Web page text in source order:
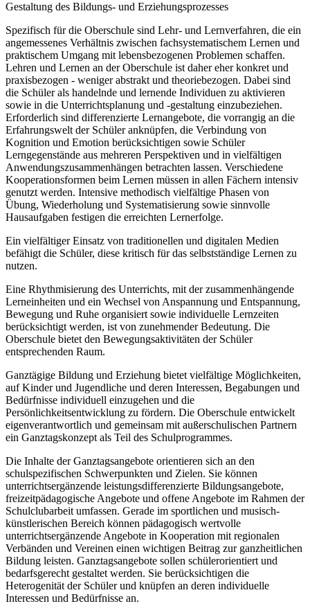
Gestaltung des Bildungs- und Erziehungsprozesses
Spezifisch für die Oberschule sind Lehr- und Lernverfahren, die ein
angemessenes Verhältnis zwischen fachsystematischem Lernen und
praktischem Umgang mit lebensbezogenen Problemen schaffen.
Lehren und Lernen an der Oberschule ist daher eher konkret und
praxisbezogen - weniger abstrakt und theoriebezogen. Dabei sind
die Schüler als handelnde und lernende Individuen zu aktivieren
sowie in die Unterrichtsplanung und -gestaltung einzubeziehen.
Erforderlich sind differenzierte Lernangebote, die vorrangig an die
Erfahrungswelt der Schüler anknüpfen, die Verbindung von
Kognition und Emotion berücksichtigen sowie Schüler
Lerngegenstände aus mehreren Perspektiven und in vielfältigen
Anwendungszusammenhängen betrachten lassen. Verschiedene
Kooperationsformen beim Lernen müssen in allen Fächern intensiv
genutzt werden. Intensive methodisch vielfältige Phasen von
Übung, Wiederholung und Systematisierung sowie sinnvolle
Hausaufgaben festigen die erreichten Lernerfolge.
Ein vielfältiger Einsatz von traditionellen und digitalen Medien
befähigt die Schüler, diese kritisch für das selbstständige Lernen zu
nutzen.
Eine Rhythmisierung des Unterrichts, mit der zusammenhängende
Lerneinheiten und ein Wechsel von Anspannung und Entspannung,
Bewegung und Ruhe organisiert sowie individuelle Lernzeiten
berücksichtigt werden, ist von zunehmender Bedeutung. Die
Oberschule bietet den Bewegungsaktivitäten der Schüler
entsprechenden Raum.
Ganztägige Bildung und Erziehung bietet vielfältige Möglichkeiten,
auf Kinder und Jugendliche und deren Interessen, Begabungen und
Bedürfnisse individuell einzugehen und die
Persönlichkeitsentwicklung zu fördern. Die Oberschule entwickelt
eigenverantwortlich und gemeinsam mit außerschulischen Partnern
ein Ganztagskonzept als Teil des Schulprogrammes.
Die Inhalte der Ganztagsangebote orientieren sich an den
schulspezifischen Schwerpunkten und Zielen. Sie können
unterrichtsergänzende leistungsdifferenzierte Bildungsangebote,
freizeitpädagogische Angebote und offene Angebote im Rahmen der
Schulclubarbeit umfassen. Gerade im sportlichen und musisch-
künstlerischen Bereich können pädagogisch wertvolle
unterrichtsergänzende Angebote in Kooperation mit regionalen
Verbänden und Vereinen einen wichtigen Beitrag zur ganzheitlichen
Bildung leisten. Ganztagsangebote sollen schülerorientiert und
bedarfsgerecht gestaltet werden. Sie berücksichtigen die
Heterogenität der Schüler und knüpfen an deren individuelle
Interessen und Bedürfnisse an.